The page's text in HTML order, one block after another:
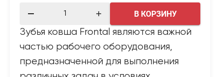
В КОРЗИНУ
Зубья ковша Frontal являются важной
частью рабочего оборудования,
предназначенной для выполнения